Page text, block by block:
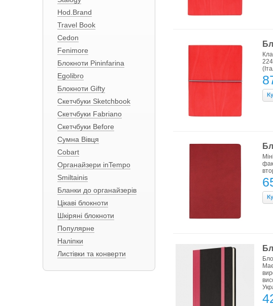
Hod.Brand
Travel Book
Cedon
Fenimore
Блокноти Pininfarina
Egolibro
Блокноти Gifty
Скетчбуки Sketchbook
Скетчбуки Fabriano
Скетчбуки Before
Сумна Вівця
Cobart
Органайзери inTempo
Smiltainis
Бланки до органайзерів
Цікаві блокноти
Шкіряні блокноти
Популярне
Наліпки
Листівки та конверти